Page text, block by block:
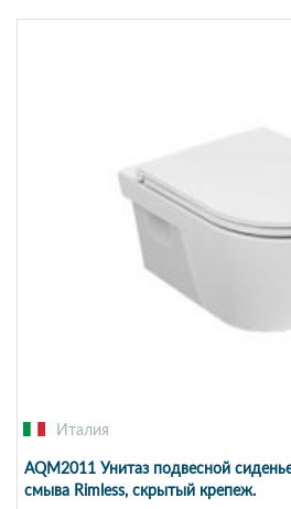
Италия
AQM2011 Унитаз подвесной
смыва Rimless, скрытый крепеж.